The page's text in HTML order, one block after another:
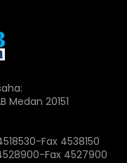
Medan 20151
Fax 4538150
Fax 4527900